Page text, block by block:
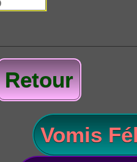
Retour
Vomis